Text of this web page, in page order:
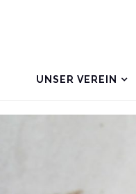
UNSER VEREIN